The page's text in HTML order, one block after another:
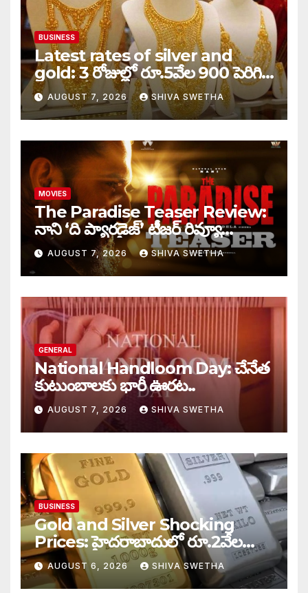
BUSINESS
Latest rates of silver and
gold: 3 రోజుల్లో రూ.5వేల 900 పెరిగిన
తులం గోల్డ్…
AUGUST 7, 2026 SHIVA SWETHA
MOVIES
The Paradise Teaser Review:
నాని ‘ది ప్యారడైజ్’ టీజర్ రివ్యూ…
AUGUST 7, 2026 SHIVA SWETHA
GENERAL
National Handloom Day: చేనేత
కుటుంబాలకు భారీ ఊరట..
AUGUST 7, 2026 SHIVA SWETHA
BUSINESS
Gold and Silver Shocking
Prices: హైదరాబాదులో రూ.2వేల
900 పెరిగిన తులం రేటు…
AUGUST 6, 2026 SHIVA SWETHA